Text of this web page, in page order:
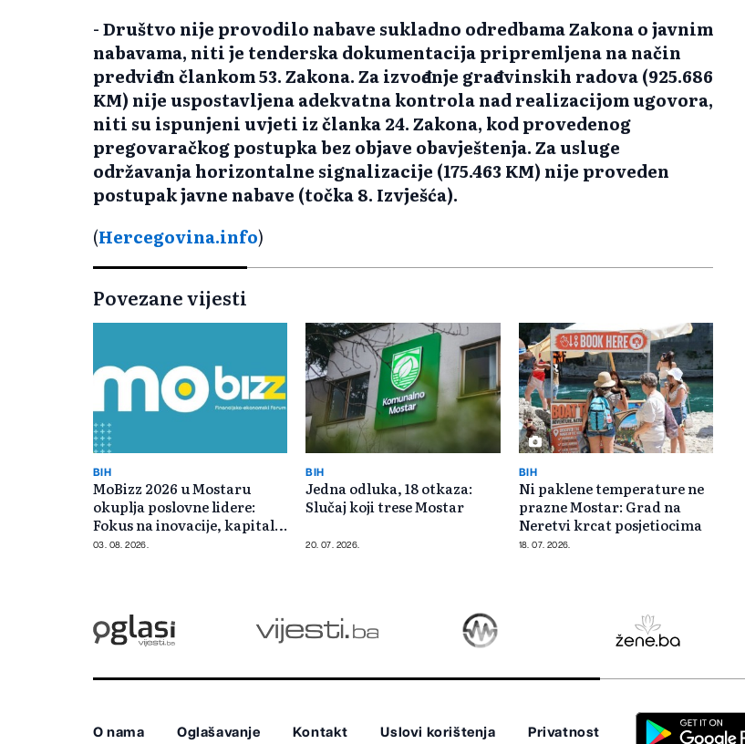
- Društvo nije provodilo nabave sukladno odredbama Zakona o javnim
nabavama, niti je tenderska dokumentacija pripremljena na način
predviđen člankom 53. Zakona. Za izvođenje građevinskih radova (925.686
KM) nije uspostavljena adekvatna kontrola nad realizacijom ugovora,
niti su ispunjeni uvjeti iz članka 24. Zakona, kod provedenog
pregovaračkog postupka bez objave obavještenja. Za usluge
održavanja horizontalne signalizacije (175.463 KM) nije proveden
postupak javne nabave (točka 8. Izvješća).
(Hercegovina.info)
Povezane vijesti
BIH
MoBizz 2026 u Mostaru
okuplja poslovne lidere:
Fokus na inovacije, kapital i
konkurentnost
03. 08. 2026.
BIH
Jedna odluka, 18 otkaza:
Slučaj koji trese Mostar
20. 07. 2026.
BIH
Ni paklene temperature ne
prazne Mostar: Grad na
Neretvi krcat posjetiocima
18. 07. 2026.
O nama Oglašavanje Kontakt Uslovi korištenja Privatnost